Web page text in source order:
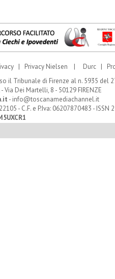
| Privacy Nielsen | Durc |
il Tribunale di Firenze al n. 5935 del
- Via Dei Martelli, 8 - 50129 FIRENZE
- info@toscanamediachannel.it
- C.F. e P.Iva: 06207870483 - ISSN